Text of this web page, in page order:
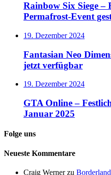
Rainbow Six Siege –
Permafrost-Event
19. Dezember 2024
Fantasian Neo
jetzt verfügbar
19. Dezember 2024
GTA Online –
Januar 2025
Folge uns
Neueste Kommentare
Craig Wernerzu